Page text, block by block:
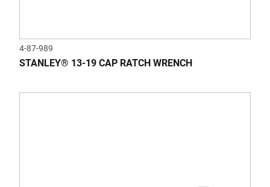
4-87-989
STANLEY® 13-19 CAP RATCH WRENCH